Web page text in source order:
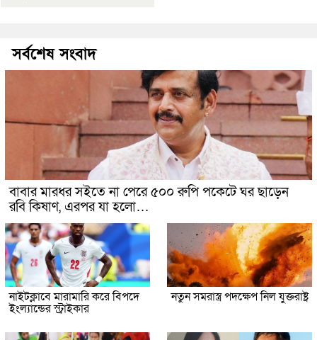
সর্বশেষ সংবাদ
বাবার মারধর সইতে না পেরে ৫০০ রুপি পকেটে ঘর ছাড়েন
রবি কিষাণ, এরপর যা হলো…
নাইটক্লাবে মারামারি করে বিপদে
ইংল্যান্ডের স্ট্রাইকার
নতুন সমরাস্ত্র পদক্ষেপ নিল যুক্তরাষ্ট্র